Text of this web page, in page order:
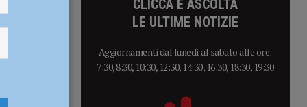
CLICCA E ASCOLTA
LE ULTIME NOTIZIE
Aggiornamenti dal lunedì al sabato alle ore:
7:30, 8:30, 10:30, 12:30, 14:30, 16:30, 18:30, 19:30